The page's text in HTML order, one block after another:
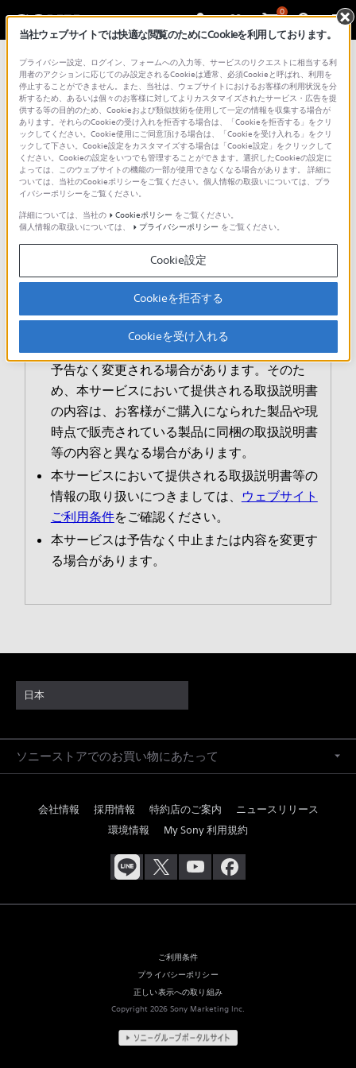
0
取扱説明書
ソニー製品取扱説明書ダウンロードサービス利用
上のご注意
各製品の取扱説明書をダウンロードしてご覧いた
だけます。注意事項をご確認の上、ご利用くださ
い。
本サービスは、ソニー製品の取扱説明書、付属
印刷物等のすべてを網羅するものではありませ
ん。
予告なく変更される場合があります。そのた
め、本サービスにおいて提供される取扱説明書
の内容は、お客様がご購入になられた製品や現
時点で販売されている製品に同梱の取扱説明書
等の内容と異なる場合があります。
本サービスにおいて提供される取扱説明書等の
情報の取り扱いにつきましては、
ウェブサイト
ご利用条件をご確認ください。
本サービスは予告なく中止または内容を変更す
る場合があります。
日本
ソニーストアでのお買い物にあたって
会社情報 採用情報 特約店のご案内
ニュースリリース
環境情報
My Sony 利用規約
ご利用条件
プライバシーポリシー
正しい表示への取り組み
Copyright 2026 Sony Marketing Inc.
当社ウェブサイトでは快適な閲覧のためにCookieを利用しております。
プライバシー設定、ログイン、フォームへの入力等、サービスのリクエストに相当する利
用者のアクションに応じてのみ設定されるCookieは通常、必須Cookieと呼ばれ、利用を
停止することができません。また、当社は、ウェブサイトにおけるお客様の利用状況を分
析するため、あるいは個々のお客様に対してよりカスタマイズされたサービス・広告を提
供する等の目的のため、Cookieおよび類似技術を使用して一定の情報を収集する場合が
あります。それらのCookieの受け入れを拒否する場合は、「Cookieを拒否する」をクリ
ックしてください。Cookie使用にご同意頂ける場合は、「Cookieを受け入れる」をクリ
ックして下さい。Cookie設定をカスタマイズする場合は「Cookie設定」をクリックして
ください。Cookieの設定をいつでも管理することができます。選択したCookieの設定に
よっては、このウェブサイトの機能の一部が使用できなくなる場合があります。 詳細に
ついては、当社のCookieポリシーをご覧ください。個人情報の取扱いについては、プラ
イバシーポリシーをご覧ください。
詳細については、当社の
Cookieポリシー をご覧ください。
個人情報の取扱いについては、
プライバシーポリシー をご覧ください。
Cookie設定
Cookieを拒否する
Cookieを受け入れる